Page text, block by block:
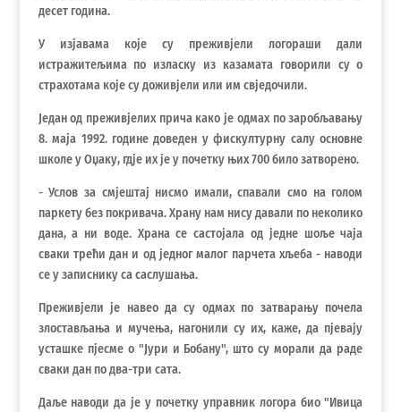
десет година.
У изјавама које су преживјели логораши дали
истражитељима по изласку из казамата говорили су о
страхотама које су доживјели или им свједочили.
Један од преживјелих прича како је одмах по заробљавању
8. маја 1992. године доведен у фискултурну салу основне
школе у Оџаку, гдје их је у почетку њих 700 било затворено.
- Услов за смјештај нисмо имали, спавали смо на голом
паркету без покривача. Храну нам нису давали по неколико
дана, а ни воде. Храна се састојала од једне шоље чаја
сваки трећи дан и од једног малог парчета хљеба - наводи
се у записнику са саслушања.
Преживјели је навео да су одмах по затварању почела
злостављања и мучења, нагонили су их, каже, да пјевају
усташке пјесме о "Јури и Бобану", што су морали да раде
сваки дан по два-три сата.
Даље наводи да је у почетку управник логора био "Ивица